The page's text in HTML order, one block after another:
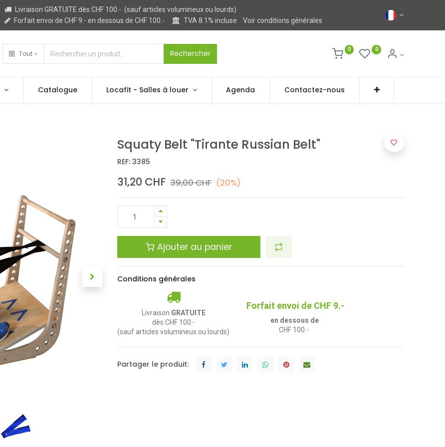
Livraison GRATUITE dès CHF 100.- (sauf articles volumineux ou lourds)
Forfait envoi de CHF 9.- en dessous de CHF 100.-
TVA 8.1% incluseVoir conditions générales
Tout Rechercher 0 0
Catalogue Locafit - Salles à louer Agenda Contactez-nous
Squaty Belt "Tirante Russian Belt"
REF: 3385
31,20 CHF 39,00CHF (20%)
Ajouter au panier
Conditions générales
Livraison GRATUITE
dès CHF 100.-
(sauf articles volumineux ou lourds)
Forfait envoi de CHF 9.-
en dessous de
CHF 100.-
Partager le produit: